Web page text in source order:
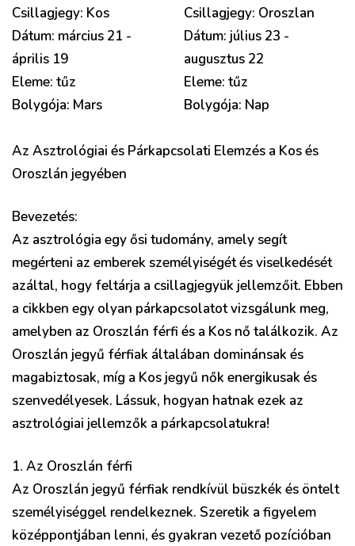
Csillagjegy: Kos
Dátum: március 21 -
április 19
Eleme: tűz
Bolygója: Mars
Csillagjegy: Oroszlan
Dátum: július 23 -
augusztus 22
Eleme: tűz
Bolygója: Nap
Az Asztrológiai és Párkapcsolati Elemzés a Kos és
Oroszlán jegyében
Bevezetés:
Az asztrológia egy ősi tudomány, amely segít
megérteni az emberek személyiségét és viselkedését
azáltal, hogy feltárja a csillagjegyük jellemzőit. Ebben
a cikkben egy olyan párkapcsolatot vizsgálunk meg,
amelyben az Oroszlán férfi és a Kos nő találkozik. Az
Oroszlán jegyű férfiak általában dominánsak és
magabiztosak, míg a Kos jegyű nők energikusak és
szenvedélyesek. Lássuk, hogyan hatnak ezek az
asztrológiai jellemzők a párkapcsolatukra!
1. Az Oroszlán férfi
Az Oroszlán jegyű férfiak rendkívül büszkék és öntelt
személyiséggel rendelkeznek. Szeretik a figyelem
középpontjában lenni, és gyakran vezető pozícióban